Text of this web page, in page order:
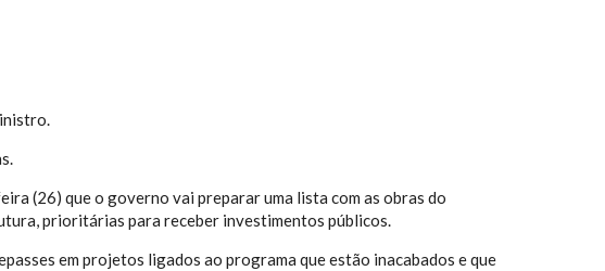
(26) que o governo vai preparar uma lista com as obras do
prioritárias para receber investimentos públicos.
em projetos ligados ao programa que estão inacabados e que